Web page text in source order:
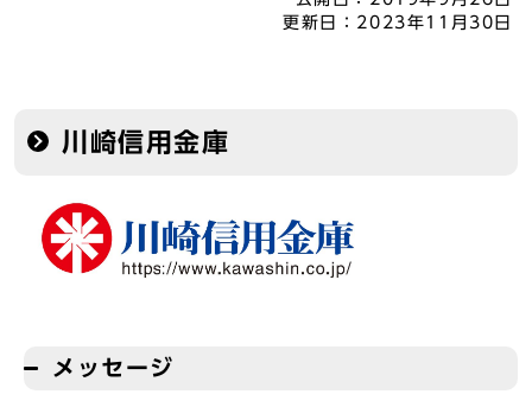
更新日： 2023年11月30日
川崎信用金庫
メッセージ